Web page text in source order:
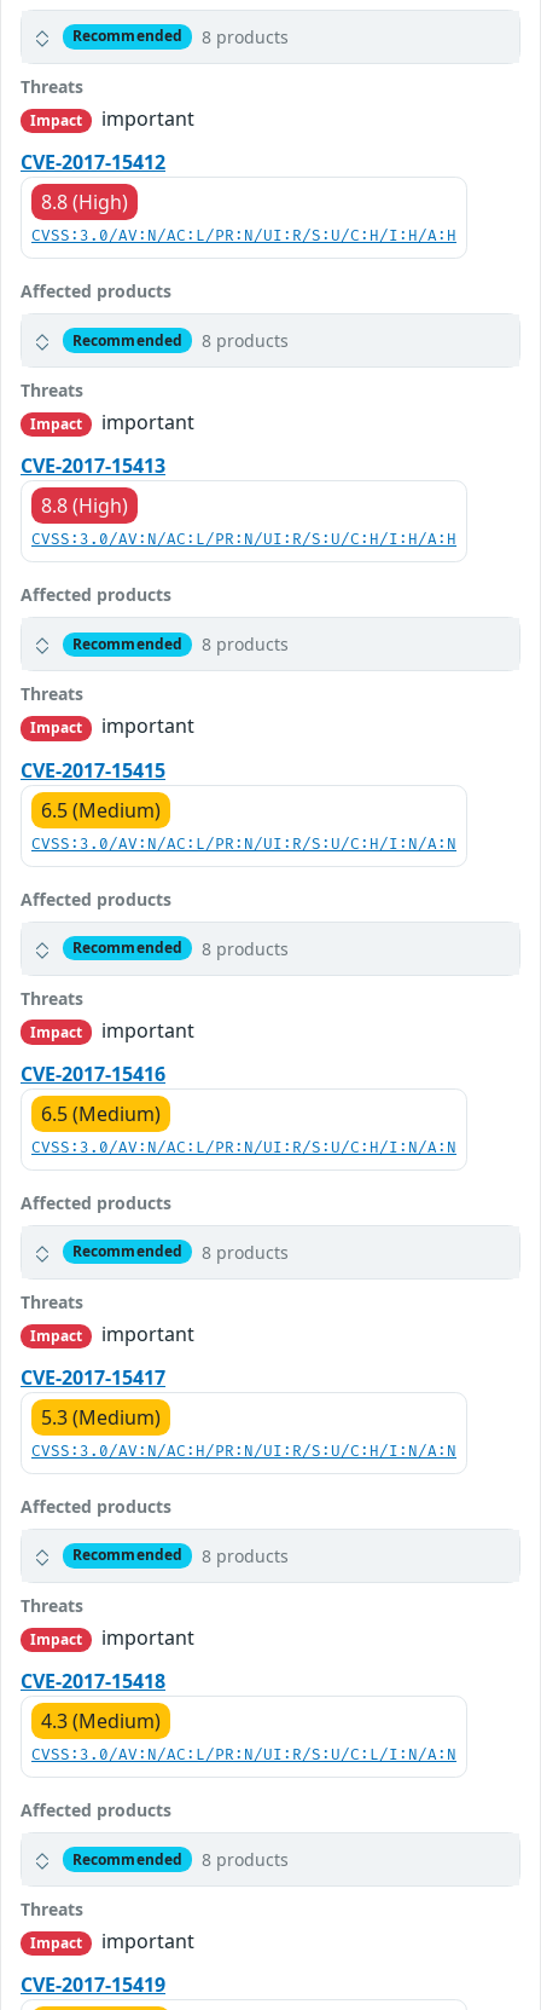
Recommended 8 products
Threats
Impact
important
CVE-2017-15412
8.8 (High)
CVSS:3.0/AV:N/AC:L/PR:N/UI:R/S:U/C:H/I:H/A:H
Affected products
Recommended 8 products
Threats
Impact
important
CVE-2017-15413
8.8 (High)
CVSS:3.0/AV:N/AC:L/PR:N/UI:R/S:U/C:H/I:H/A:H
Affected products
Recommended 8 products
Threats
Impact
important
CVE-2017-15415
6.5 (Medium)
CVSS:3.0/AV:N/AC:L/PR:N/UI:R/S:U/C:H/I:N/A:N
Affected products
Recommended 8 products
Threats
Impact
important
CVE-2017-15416
6.5 (Medium)
CVSS:3.0/AV:N/AC:L/PR:N/UI:R/S:U/C:H/I:N/A:N
Affected products
Recommended 8 products
Threats
Impact
important
CVE-2017-15417
5.3 (Medium)
CVSS:3.0/AV:N/AC:H/PR:N/UI:R/S:U/C:H/I:N/A:N
Affected products
Recommended 8 products
Threats
Impact
important
CVE-2017-15418
4.3 (Medium)
CVSS:3.0/AV:N/AC:L/PR:N/UI:R/S:U/C:L/I:N/A:N
Affected products
Recommended 8 products
Threats
Impact
important
CVE-2017-15419